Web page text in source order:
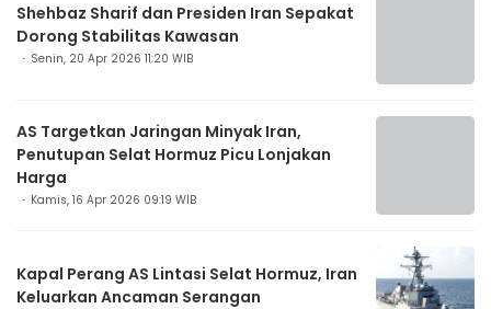
Shehbaz Sharif dan Presiden Iran Sepakat
Dorong Stabilitas Kawasan
Senin, 20 Apr 2026 11:20 WIB
AS Targetkan Jaringan Minyak Iran,
Penutupan Selat Hormuz Picu Lonjakan
Harga
Kamis, 16 Apr 2026 09:19 WIB
Kapal Perang AS Lintasi Selat Hormuz, Iran
Keluarkan Ancaman Serangan